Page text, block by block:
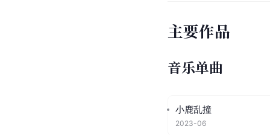
主要作品
音乐单曲
小鹿乱撞
2023-06